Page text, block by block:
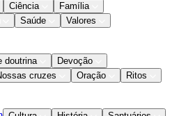
Ciência
Família
Saúde
Valores
doutrina
Devoção
cruzes Oração
Ritos